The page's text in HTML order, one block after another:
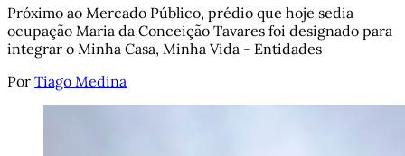
Próximo ao Mercado Público, prédio que hoje sedia
ocupação Maria da Conceição Tavares foi designado para
integrar o Minha Casa, Minha Vida - Entidades
Por Tiago Medina